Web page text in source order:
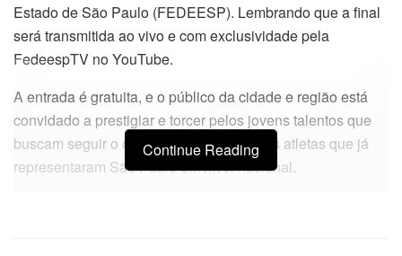
Estado de São Paulo (FEDEESP). Lembrando que a final
será transmitida ao vivo e com exclusividade pela
FedeespTV no YouTube.
A entrada é gratuita, e o público da cidade e região está
convidado a prestigiar e torcer pelos jovens talentos que
buscam seguir o caminho de sucesso dos atletas que já
representaram São Paulo em nível nacional.
Continue Reading